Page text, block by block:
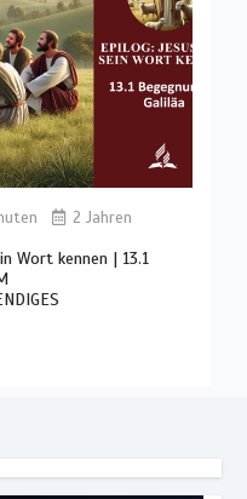
2 Jahren
Wort kennen | 13.1